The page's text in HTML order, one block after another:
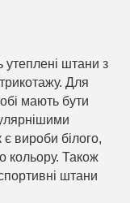
утеплені штани з
Для
мають бути
вироби білого,
кольору. Також
штани